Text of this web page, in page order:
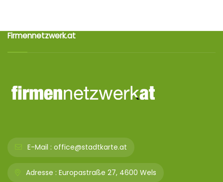
Firmennetzwerk.at
E-Mail : office@stadtkarte.at
Adresse : Europastraße 27, 4600 Wels